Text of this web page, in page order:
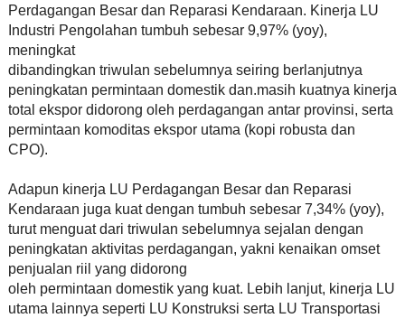
Perdagangan Besar dan Reparasi Kendaraan. Kinerja LU
Industri Pengolahan tumbuh sebesar 9,97% (yoy),
meningkat
dibandingkan triwulan sebelumnya seiring berlanjutnya
peningkatan permintaan domestik dan.masih kuatnya kinerja
total ekspor didorong oleh perdagangan antar provinsi, serta
permintaan komoditas ekspor utama (kopi robusta dan
CPO).
Adapun kinerja LU Perdagangan Besar dan Reparasi
Kendaraan juga kuat dengan tumbuh sebesar 7,34% (yoy),
turut menguat dari triwulan sebelumnya sejalan dengan
peningkatan aktivitas perdagangan, yakni kenaikan omset
penjualan riil yang didorong
oleh permintaan domestik yang kuat. Lebih lanjut, kinerja LU
utama lainnya seperti LU Konstruksi serta LU Transportasi